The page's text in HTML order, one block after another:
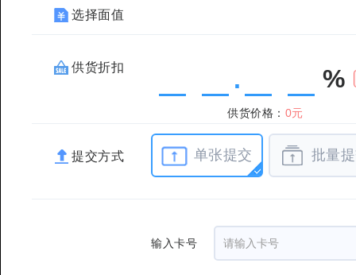
选择面值
供货折扣 . %
供货价格： 0元
提交方式 单张提交 批量
输入卡号